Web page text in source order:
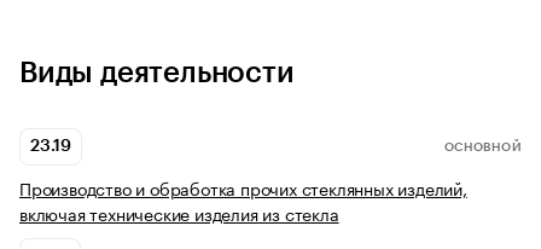
Виды деятельности
23.19 ОСНОВНОЙ
Производство и обработка прочих стеклянных изделий,
включая технические изделия из стекла